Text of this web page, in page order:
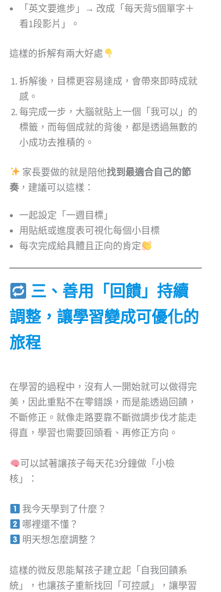
「英文要進步」→ 改成「每天背5個單字＋
看1段影片」。
這樣的拆解有兩大好處
拆解後，目標更容易達成，會帶來即時成就
感。
每完成一步，大腦就貼上一個「我可以」的
標籤，而每個成就的背後，都是透過無數的
小成功去推積的。
家長要做的就是陪他找到最適合自己的節
奏，建議可以這樣：
一起設定「一週目標」
用貼紙或進度表可視化每個小目標
每次完成給具體且正向的肯定
三、善用「回饋」持續
調整，讓學習變成可優化的
旅程
在學習的過程中，沒有人一開始就可以做得完
美，因此重點不在零錯誤，而是能透過回饋，
不斷修正。就像走路要靠不斷微調步伐才能走
得直，學習也需要回頭看、再修正方向。
可以試著讓孩子每天花3分鐘做「小檢
核」：
我今天學到了什麼？
哪裡還不懂？
明天想怎麼調整？
這樣的微反思能幫孩子建立起「自我回饋系
統」，也讓孩子重新找回「可控感」，讓學習